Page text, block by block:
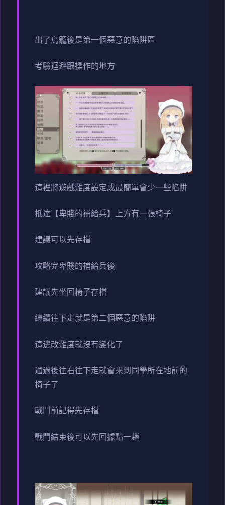
出了鳥籠後是第一個惡意的陷阱區
考驗迴避跟操作的地方
這裡將遊戲難度設定成最簡單會少一些陷阱
抵達【卑賤的補給兵】上方有一張椅子
建議可以先存檔
攻略完卑賤的補給兵後
建議先坐回椅子存檔
繼續往下走就是第二個惡意的陷阱
這邊改難度就沒有變化了
通過後往右往下走就會來到同學所在地前的
椅子了
戰鬥前記得先存檔
戰鬥結束後可以先回據點一趟